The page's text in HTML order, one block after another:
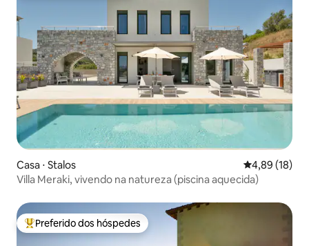
Casa ⋅ Stalos 4,89 de uma
4,89 (18)
Villa Meraki, vivendo na natureza (piscina aquecida)
Entre os melhores preferidos dos hóspedes
Preferido dos hóspedes